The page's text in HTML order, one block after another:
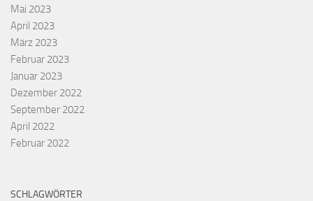
Mai 2023
April 2023
März 2023
Februar 2023
Januar 2023
Dezember 2022
September 2022
April 2022
Februar 2022
SCHLAGWÖRTER